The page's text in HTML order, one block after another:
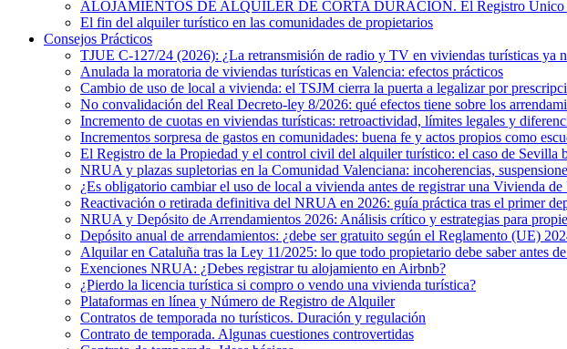
ALOJAMIENTOS DE ALQUILER DE CORTA DURACIÓN. El Registro Único
El fin del alquiler turístico en las comunidades de propietarios
Consejos Prácticos
TJUE C-127/24 (2026): ¿La retransmisión de radio y TV en viviendas turísticas ya
Anulada la moratoria de viviendas turísticas en Valencia: efectos prácticos
Cambio de uso de local a vivienda: el TSJM cierra la puerta a legalizar por
No convalidación del Real Decreto-ley 8/2026: qué efectos tiene sobre los
Incremento de cuotas en viviendas turísticas: retroactividad, límites legales y
Incrementos sorpresa de gastos en comunidades: buena fe y actos propios como
El Registro de la Propiedad y el control civil del alquiler turístico: el caso de Sevilla
NRUA y plazas supletorias en la Comunidad Valenciana: incoherencias,
¿Es obligatorio cambiar el uso de local a vivienda antes de registrar una Vivienda
Reactivación o retirada definitiva del NRUA en 2026: guía práctica tras el primer
NRUA y Depósito de Arrendamientos 2026: Análisis crítico y estrategias para
Depósito anual de arrendamientos: ¿debe ser gratuito según el Reglamento (UE)
Alquilar en Cataluña tras la Ley 11/2025: lo que todo propietario debe saber antes
Exenciones NRUA: ¿Debes registrar tu alojamiento en Airbnb?
¿Pierdo la licencia turística si compro o vendo una vivienda turística?
Plataformas en línea y Número de Registro de Alquiler
Contratos de temporada no turísticos. Duración y regulación
Contrato de temporada. Algunas cuestiones controvertidas